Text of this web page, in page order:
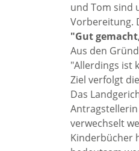
und Tom sind
Vorbereitung.
"Gut
Aus den
"Allerdings ist
Ziel verfolgt
Das
verwechselt
Kinderbücher